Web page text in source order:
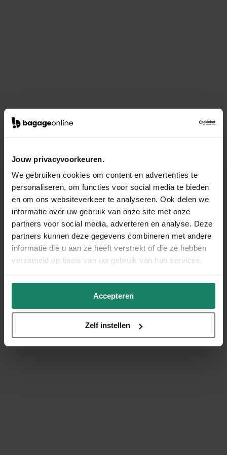
Jouw privacyvoorkeuren.
We gebruiken cookies om content en advertenties te
personaliseren, om functies voor social media te bieden
en om ons websiteverkeer te analyseren. Ook delen we
informatie over uw gebruik van onze site met onze
partners voor social media, adverteren en analyse. Deze
partners kunnen deze gegevens combineren met andere
informatie die u aan ze heeft verstrekt of die ze hebben
verzameld op basis van uw gebruik van hun services.
Accepteren
Zelf instellen